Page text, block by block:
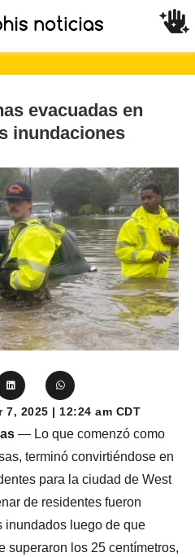
evacuadas en
inundaciones
7, 2025 | 12:24 am CDT
— Lo que comenzó como
terminó convirtiéndose en
para la ciudad de West
de residentes fueron
inundados luego de que
superaron los 25 centímetros,